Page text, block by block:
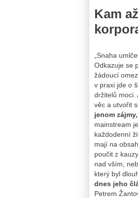
Kam
„Snaha
Odkazuje se
žádoucí
v praxi jde o
držitelů moci.
věc a utvořit
jenom
mainstream
každodenní
mají na
poučit z
nad vším,
který byl
dnes jeho
Petrem